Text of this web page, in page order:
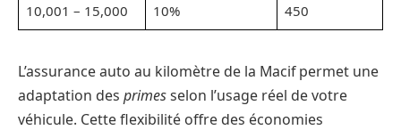
10,001 – 15,000 10% 450
L’assurance auto au kilomètre de la Macif permet une
adaptation des primesselon l’usage réel de votre
véhicule. Cette flexibilité offre des économies